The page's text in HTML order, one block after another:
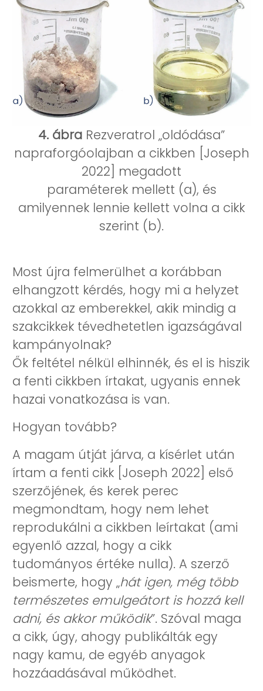
4. ábra Rezveratrol „oldódása”
napraforgóolajban a cikkben [Joseph
2022] megadott
paraméterek mellett (a), és
amilyennek lennie kellett volna a cikk
szerint (b).
Most újra felmerülhet a korábban
elhangzott kérdés, hogy mi a helyzet
azokkal az emberekkel, akik mindig a
szakcikkek tévedhetetlen igazságával
kampányolnak?
Ők feltétel nélkül elhinnék, és el is hiszik
a fenti cikkben írtakat, ugyanis ennek
hazai vonatkozása is van.
Hogyan tovább?
A magam útját járva, a kísérlet után
írtam a fenti cikk [Joseph 2022] első
szerzőjének, és kerek perec
megmondtam, hogy nem lehet
reprodukálni a cikkben leírtakat (ami
egyenlő azzal, hogy a cikk
tudományos értéke nulla). A szerző
beismerte, hogy „hát igen, még több
természetes emulgeátort is hozzá kell
adni, és akkor működik”. Szóval maga
a cikk, úgy, ahogy publikálták egy
nagy kamu, de egyéb anyagok
hozzáadásával működhet.